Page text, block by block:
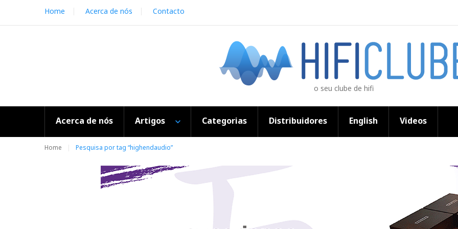
i
Home Acerca de nós Contacto
o seu clube de hifi
Acerca de nós Artigos Categorias Distribuidores English Videos
Home Pesquisa por tag “highendaudio”